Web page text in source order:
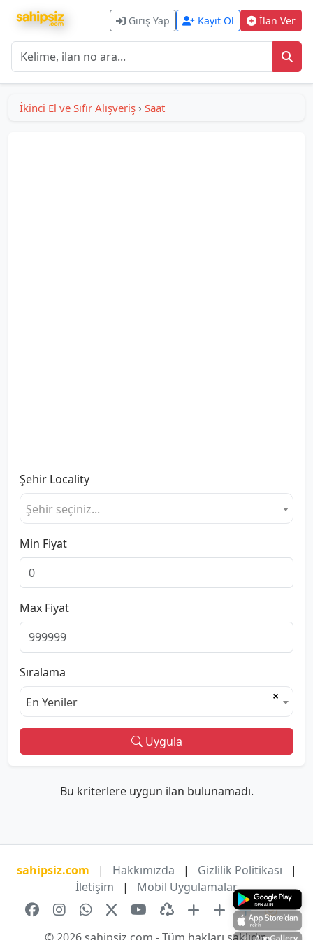
Giriş Yap Kayıt Ol İlan Ver
İkinci El ve Sıfır Alışveriş › Saat
Şehir Locality
Şehir seçiniz...
Min Fiyat
Max Fiyat
Sıralama
×
En Yeniler
Uygula
Bu kriterlere uygun ilan bulunamadı.
sahipsiz.com | Hakkımızda | Gizlilik Politikası
|
İletişim
| Mobil Uygulamalar